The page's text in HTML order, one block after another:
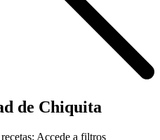
de Chiquita
Accede a filtros